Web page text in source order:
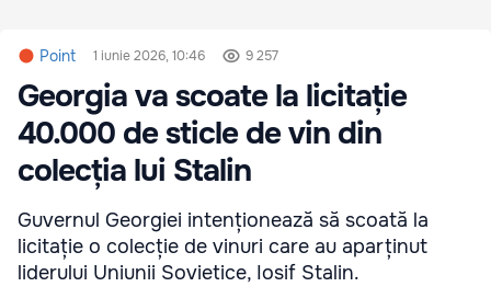
Point 1 iunie 2026, 10:46 9 257
Georgia va scoate la licitație
40.000 de sticle de vin din
colecția lui Stalin
Guvernul Georgiei intenționează să scoată la
licitație o colecție de vinuri care au aparținut
liderului Uniunii Sovietice, Iosif Stalin.